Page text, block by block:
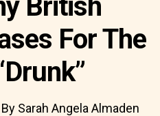
British
For The
By Sarah Angela Almaden